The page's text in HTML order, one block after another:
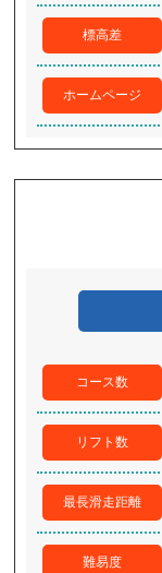
標高差
ホームページ
コース数
リフト数
最長滑走距離
難易度